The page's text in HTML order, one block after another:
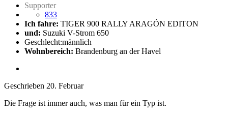
Supporter
833
Ich fahre: TIGER 900 RALLY ARAGÓN EDITON
und: Suzuki V-Strom 650
Geschlecht:männlich
Wohnbereich: Brandenburg an der Havel
Geschrieben 20. Februar
Die Frage ist immer auch, was man für ein Typ ist.